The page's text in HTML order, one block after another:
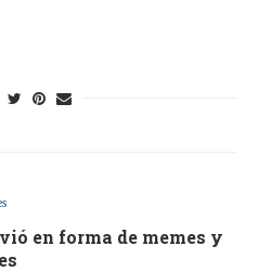
en forma de memes y